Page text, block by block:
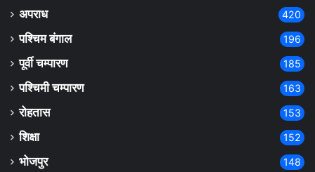
अपराध 420
पश्चिम बंगाल 196
पूर्वी चम्पारण 185
पश्चिमी चम्पारण 163
रोहतास 153
शिक्षा 152
भोजपुर 148